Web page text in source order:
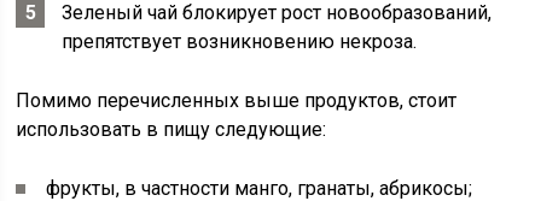
Зеленый чай блокирует рост новообразований,
препятствует возникновению некроза.
Помимо перечисленных выше продуктов, стоит
использовать в пищу следующие:
фрукты, в частности манго, гранаты, абрикосы;